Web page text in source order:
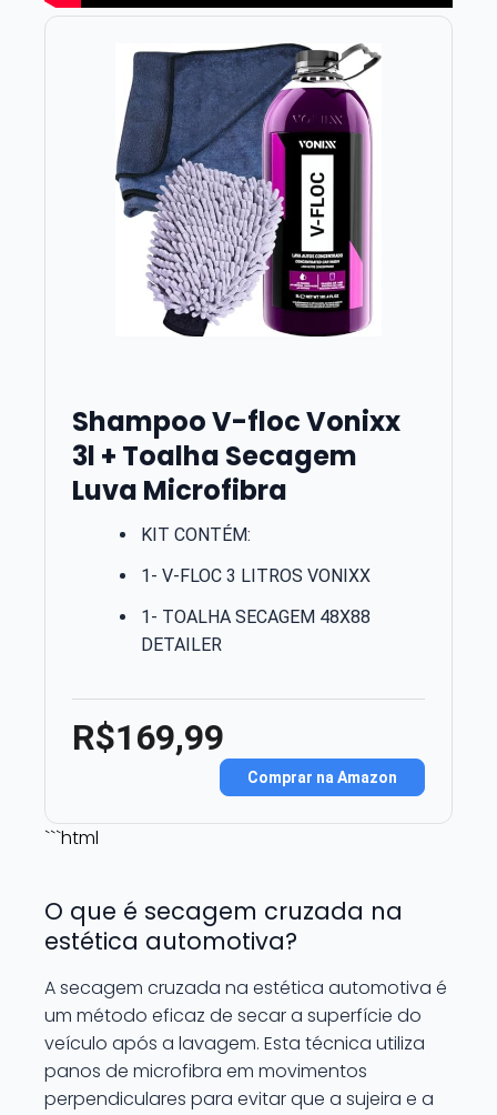
Shampoo V-floc Vonixx
3l + Toalha Secagem
Luva Microfibra
KIT CONTÉM:
1- V-FLOC 3 LITROS VONIXX
1- TOALHA SECAGEM 48X88
DETAILER
R$169,99
Comprar na Amazon
```html
O que é secagem cruzada na
estética automotiva?
A secagem cruzada na estética automotiva é
um método eficaz de secar a superfície do
veículo após a lavagem. Esta técnica utiliza
panos de microfibra em movimentos
perpendiculares para evitar que a sujeira e a